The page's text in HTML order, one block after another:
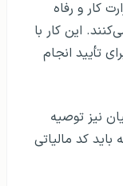
كار و رفاه
این کار با
تأیید انجام
نیز توصیه
کد مالیاتی